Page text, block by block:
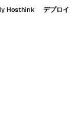
Hosthink デプロイ